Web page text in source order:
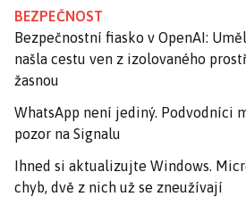
BEZPEČNOST
Bezpečnostní fiasko v OpenAI:
našla cestu ven z izolovaného
žasnou
WhatsApp není jediný. Podvodníci
pozor na Signalu
Ihned si aktualizujte Windows.
chyb, dvě z nich už se zneužívají